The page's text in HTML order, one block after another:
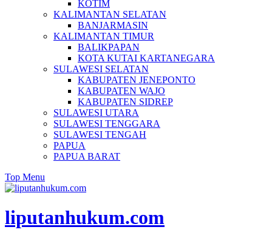
KOTIM
KALIMANTAN SELATAN
BANJARMASIN
KALIMANTAN TIMUR
BALIKPAPAN
KOTA KUTAI KARTANEGARA
SULAWESI SELATAN
KABUPATEN JENEPONTO
KABUPATEN WAJO
KABUPATEN SIDREP
SULAWESI UTARA
SULAWESI TENGGARA
SULAWESI TENGAH
PAPUA
PAPUA BARAT
Top Menu
liputanhukum.com